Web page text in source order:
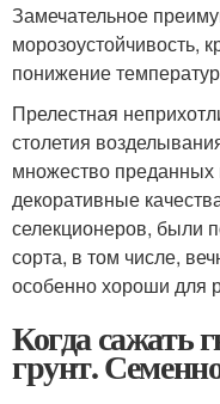
Замечательное
морозоустойчивость,
понижение
Прелестная
столетия
множество
декоративные
селекционеров, были
сорта, в том числе,
особенно хороши для
Когда сажать
грунт.